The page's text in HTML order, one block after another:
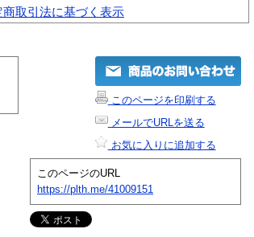
商取引法に基づく表示
このページを印刷する
メールでURLを送る
お気に入りに追加する
このページのURL
https://plth.me/41009151